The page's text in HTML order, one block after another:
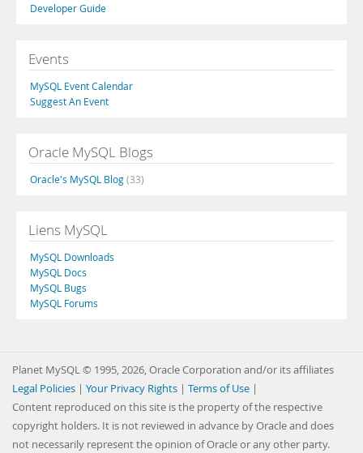
Developer Guide
Events
MySQL Event Calendar
Suggest An Event
Oracle MySQL Blogs
Oracle's MySQL Blog(33)
Liens MySQL
MySQL Downloads
MySQL Docs
MySQL Bugs
MySQL Forums
Planet MySQL © 1995, 2026, Oracle Corporation and/or its affiliates
Legal Policies | Your Privacy Rights | Terms of Use |
Content reproduced on this site is the property of the respective
copyright holders. It is not reviewed in advance by Oracle and does
not necessarily represent the opinion of Oracle or any other party.